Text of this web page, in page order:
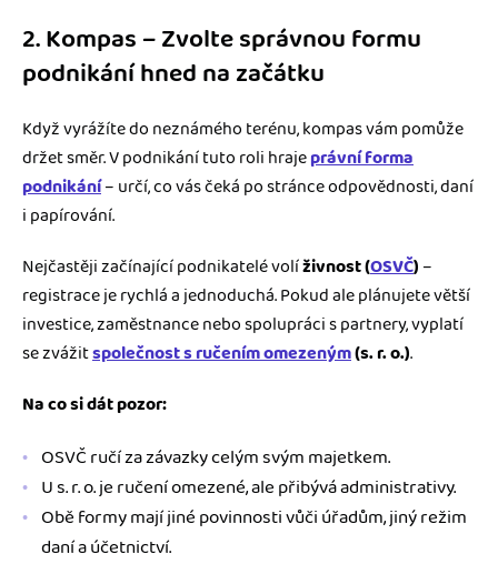
2. Kompas – Zvolte správnou formu
podnikání hned na začátku
Když vyrážíte do neznámého terénu, kompas vám pomůže
držet směr. V podnikání tuto roli hrajeprávní forma
podnikání– určí, co vás čeká po stránce odpovědnosti, daní
i papírování.
Nejčastěji začínající podnikatelé volíživnost (OSVČ) –
registrace je rychlá a jednoduchá. Pokud ale plánujete větší
investice, zaměstnance nebo spolupráci s partnery, vyplatí
se zvážitspolečnost s ručením omezeným(s. r. o.).
Na co si dát pozor:
OSVČ ručí za závazky celým svým majetkem.
U s. r. o. je ručení omezené, ale přibývá administrativy.
Obě formy mají jiné povinnosti vůči úřadům, jiný režim
daní a účetnictví.